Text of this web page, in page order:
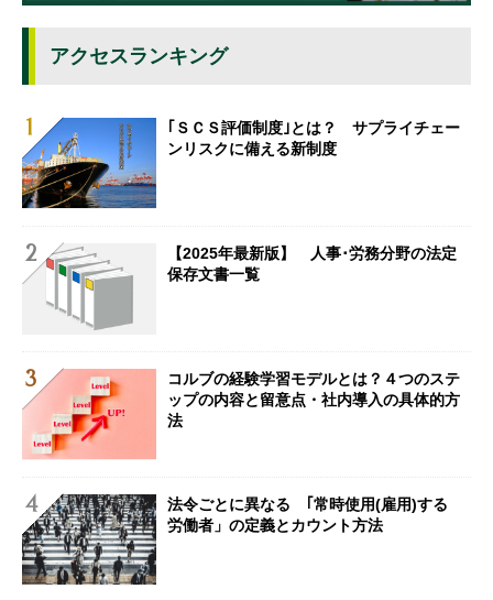
アクセスランキング
｢ＳＣＳ評価制度｣とは？ サプライチェー
ンリスクに備える新制度
【2025年最新版】 人事･労務分野の法定
保存文書一覧
コルブの経験学習モデルとは？４つのステ
ップの内容と留意点・社内導入の具体的方
法
法令ごとに異なる ｢常時使用(雇用)する
労働者」の定義とカウント方法